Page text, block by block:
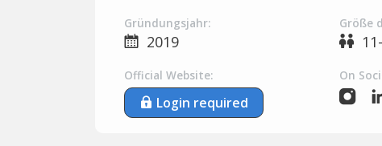
Gründungsjahr:
2019
Größe
Official Website:
Login required
On